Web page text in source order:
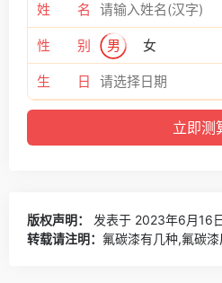
姓 名
性 别 男 女
生 日
版权声明：
发表于 2023年6月16
转载请注明： 氟碳漆有几种,氟碳漆